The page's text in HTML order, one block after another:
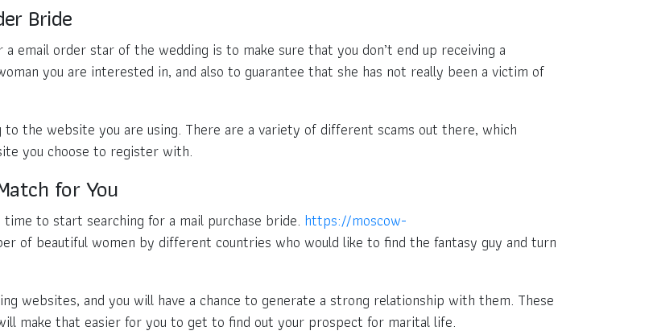
Bride
email order star of the wedding is to make sure that you don’t end up receiving a
you are interested in, and also to guarantee that she has not really been a victim of
the website you are using. There are a variety of different scams out there, which
you choose to register with.
for You
to start searching for a mail purchase bride. https://moscow-
of beautiful women by different countries who would like to find the fantasy guy and turn
websites, and you will have a chance to generate a strong relationship with them. These
make that easier for you to get to find out your prospect for marital life.